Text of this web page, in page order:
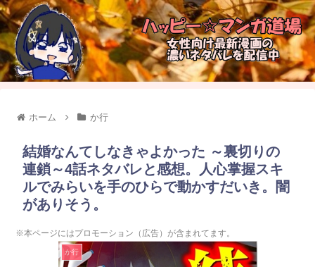
ホーム か行
結婚なんてしなきゃよかった ～裏切りの
連鎖～4話ネタバレと感想。人心掌握スキ
ルでみらいを手のひらで動かすだいき。闇
がありそう。
※本ページにはプロモーション（広告）が含まれてます。
か行